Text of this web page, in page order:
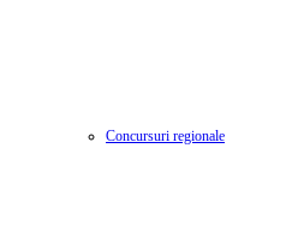
Concursuri regionale